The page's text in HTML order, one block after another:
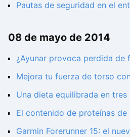
Pautas de seguridad en el
08 de mayo de 2014
¿Ayunar provoca perdida de
Mejora tu fuerza de torso
Una dieta equilibrada en tres
El contenido de proteínas
Garmin Forerunner 15: el